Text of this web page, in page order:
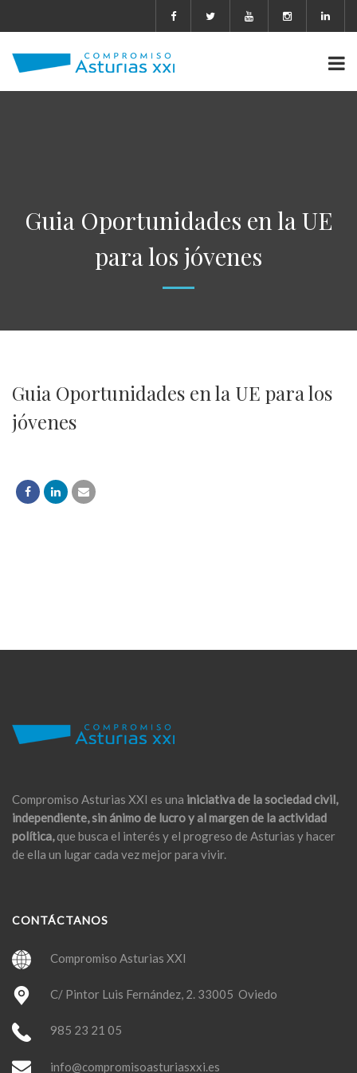
Guia Oportunidades en la UE
para los jóvenes
Guia Oportunidades en la UE para los
jóvenes
Compromiso Asturias XXI es una iniciativa de la sociedad civil,
independiente, sin ánimo de lucro y al margen de la actividad
política,que busca el interés y el progreso de Asturias y hacer
de ella un lugar cada vez mejor para vivir.
CONTÁCTANOS
Compromiso Asturias XXI
C/ Pintor Luis Fernández, 2. 33005 Oviedo
985 23 21 05
info@compromisoasturiasxxi.es